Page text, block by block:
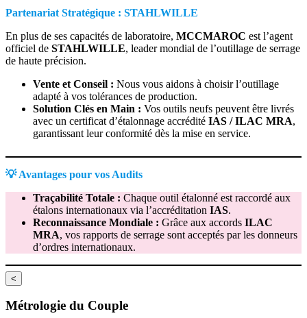
Partenariat Stratégique : STAHLWILLE
En plus de ses capacités de laboratoire, MCCMAROC est l’agent
officiel de STAHLWILLE, leader mondial de l’outillage de serrage
de haute précision.
Vente et Conseil : Nous vous aidons à choisir l’outillage
adapté à vos tolérances de production.
Solution Clés en Main : Vos outils neufs peuvent être livrés
avec un certificat d’étalonnage accrédité IAS / ILAC MRA,
garantissant leur conformité dès la mise en service.
💡Avantages pour vos Audits
Traçabilité Totale : Chaque outil étalonné est raccordé aux
étalons internationaux via l’accréditation IAS.
Reconnaissance Mondiale : Grâce aux accords ILAC
MRA, vos rapports de serrage sont acceptés par les donneurs
d’ordres internationaux.
<
Métrologie du Couple